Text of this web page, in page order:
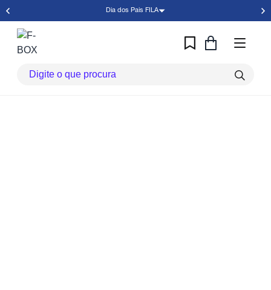
Dia dos Pais FILA